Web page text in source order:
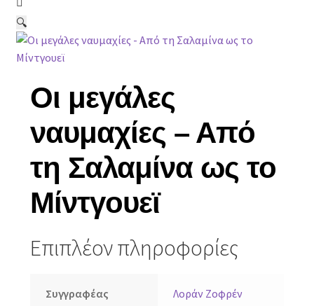
Επικοινωνία
🔍
Οι μεγάλες
ναυμαχίες – Από
τη Σαλαμίνα ως το
Μίντγουεϊ
Επιπλέον πληροφορίες
Συγγραφέας Λοράν Ζοφρέν